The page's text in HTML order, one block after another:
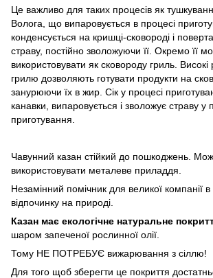
Це важливо для таких процесів як
Волога, що випаровується в процесі
конденсується на кришці-сковороді і
страву, постійно зволожуючи її. Окремо її
використовувати як сковороду гриль. Високі
грилю дозволяють готувати продукти на
занурюючи їх в жир. Сік у процесі
канавки, випаровується і зволожує страву у
приготування.
Чавунний казан стійкий до пошкоджень.
використовувати металеве приладдя.
Незамінний помічник для великої компанії в
відпочинку на природі.
Казан має екологічне натуральне
шаром запеченої рослинної олії.
Тому НЕ ПОТРЕБУЄ вижарювання з сіллю!
Для того щоб зберегти це покриття